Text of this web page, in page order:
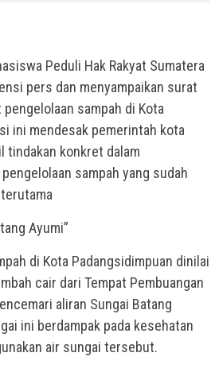
Peduli Hak Rakyat Sumatera
pers dan menyampaikan surat
sampah di Kota
ini mendesak pemerintah kota
tindakan konkret dalam
sampah yang sudah
Ayumi”
di Kota Padangsidimpuan dinilai
cair dari Tempat Pembuangan
aliran Sungai Batang
ini berdampak pada kesehatan
air sungai tersebut.